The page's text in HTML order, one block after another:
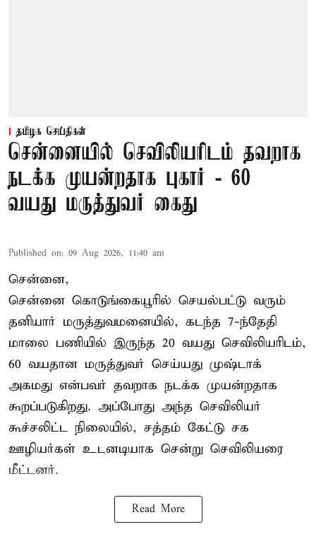
தமிழக செய்திகள்
சென்னையில் செவிலியரிடம் தவறாக
நடக்க முயன்றதாக புகார் - 60
வயது மருத்துவர் கைது
Published on: 09 Aug 2026, 11:40 am
சென்னை,
சென்னை கொடுங்கையூரில் செயல்பட்டு வரும்
தனியார் மருத்துவமனையில், கடந்த 7-ந்தேதி
மாலை பணியில் இருந்த 20 வயது செவிலியரிடம்,
60 வயதான மருத்துவர் செய்யது முஷ்டாக்
அகமது என்பவர் தவறாக நடக்க முயன்றதாக
கூறப்படுகிறது. அப்போது அந்த செவிலியர்
கூச்சலிட்ட நிலையில், சத்தம் கேட்டு சக
ஊழியர்கள் உடனடியாக சென்று செவிலியரை
மீட்டனர்.
Read More